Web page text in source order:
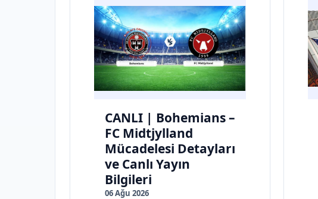
CANLI | Bohemians –
FC Midtjylland
Mücadelesi Detayları
ve Canlı Yayın
Bilgileri
06 Ağu 2026